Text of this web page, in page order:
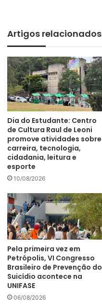
Artigos relacionados
Dia do Estudante: Centro
de Cultura Raul de Leoni
promove atividades sobre
carreira, tecnologia,
cidadania, leitura e
esporte
10/08/2026
Pela primeira vez em
Petrópolis, VI Congresso
Brasileiro de Prevenção do
Suicídio acontece na
UNIFASE
06/08/2026